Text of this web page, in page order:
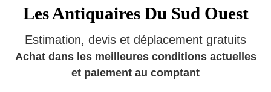
Les Antiquaires Du Sud Ouest
Estimation, devis et déplacement gratuits
Achat dans les meilleures conditions actuelles
et paiement au comptant